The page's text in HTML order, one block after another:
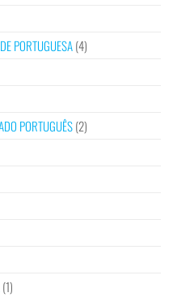
PORTUGUESA(4)
PORTUGUÊS(2)
(1)